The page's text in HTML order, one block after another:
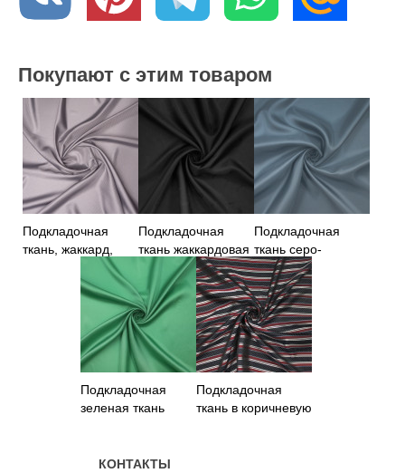
Покупают с этим товаром
Подкладочная
ткань, жаккард,
Подкладочная
ткань жаккардовая
Италия
Подкладочная
ткань серо-
голубого цвета
Германия
Подкладочная
зеленая ткань
Подкладочная
ткань в коричневую
КОНТАКТЫ